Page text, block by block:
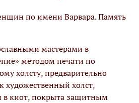
по имени Варвара. Память
мастерами в
методом печати по
холсту, предварительно
художественный холст,
в киот, покрыта защитным